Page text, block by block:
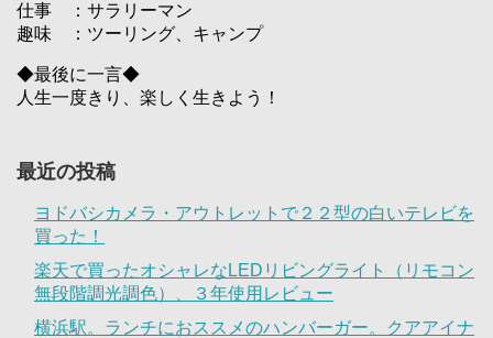
仕事 ：サラリーマン
趣味 ：ツーリング、キャンプ
◆最後に一言◆
人生一度きり、楽しく生きよう！
最近の投稿
ヨドバシカメラ・アウトレットで２２型の白いテレビを
買った！
楽天で買ったオシャレなLEDリビングライト（リモコン
無段階調光調色）、３年使用レビュー
横浜駅。ランチにおススメのハンバーガー。クアアイナ